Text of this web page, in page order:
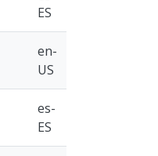
ES
en-
US
es-
ES